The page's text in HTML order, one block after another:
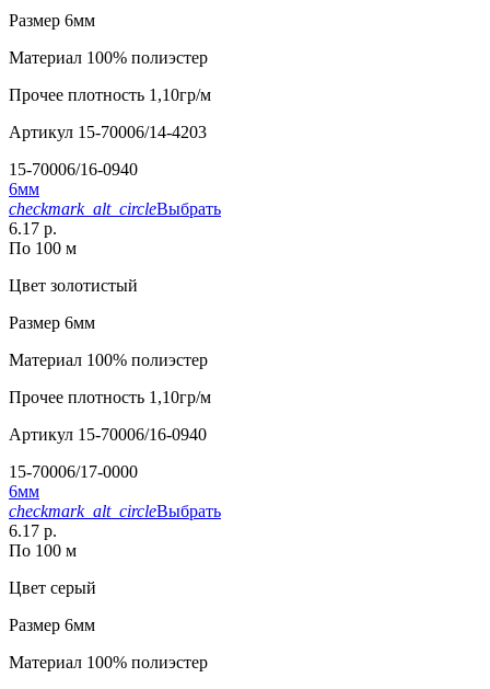
Размер 6мм
Материал 100% полиэстер
Прочее плотность 1,10гр/м
Артикул 15-70006/14-4203
15-70006/16-0940
6мм
checkmark_alt_circleВыбрать
6.17 р.
По 100 м
Цвет золотистый
Размер 6мм
Материал 100% полиэстер
Прочее плотность 1,10гр/м
Артикул 15-70006/16-0940
15-70006/17-0000
6мм
checkmark_alt_circleВыбрать
6.17 р.
По 100 м
Цвет серый
Размер 6мм
Материал 100% полиэстер